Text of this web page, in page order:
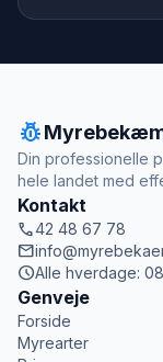
pest_control
Din professionelle
hele landet med
Kontakt
call42 48 67 78
mail
scheduleAlle hverdage:
Genveje
Forside
Myrearter